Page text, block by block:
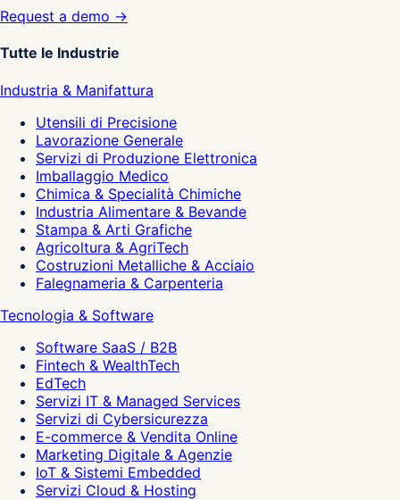
Request a demo →
Tutte le Industrie
Industria & Manifattura
Utensili di Precisione
Lavorazione Generale
Servizi di Produzione Elettronica
Imballaggio Medico
Chimica & Specialità Chimiche
Industria Alimentare & Bevande
Stampa & Arti Grafiche
Agricoltura & AgriTech
Costruzioni Metalliche & Acciaio
Falegnameria & Carpenteria
Tecnologia & Software
Software SaaS / B2B
Fintech & WealthTech
EdTech
Servizi IT & Managed Services
Servizi di Cybersicurezza
E-commerce & Vendita Online
Marketing Digitale & Agenzie
IoT & Sistemi Embedded
Servizi Cloud & Hosting